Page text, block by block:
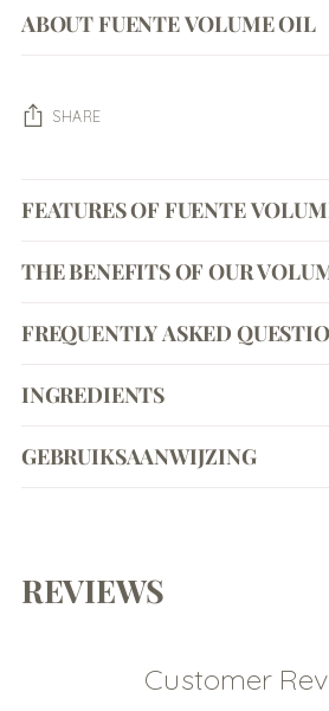
ABOUT FUENTE VOLUME OIL
SHARE
product
your
FEATURES OF FUENTE
THE BENEFITS OF OUR
FREQUENTLY ASKED
INGREDIENTS
GEBRUIKSAANWIJZING
REVIEWS
Customer